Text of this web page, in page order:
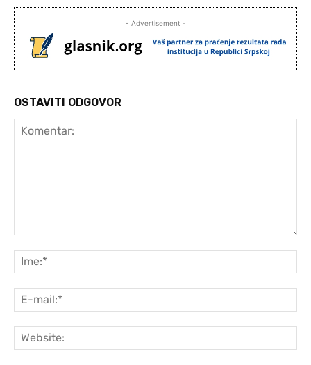
- Advertisement -
OSTAVITI ODGOVOR